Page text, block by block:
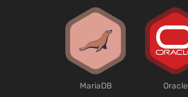
MariaDB Oracle